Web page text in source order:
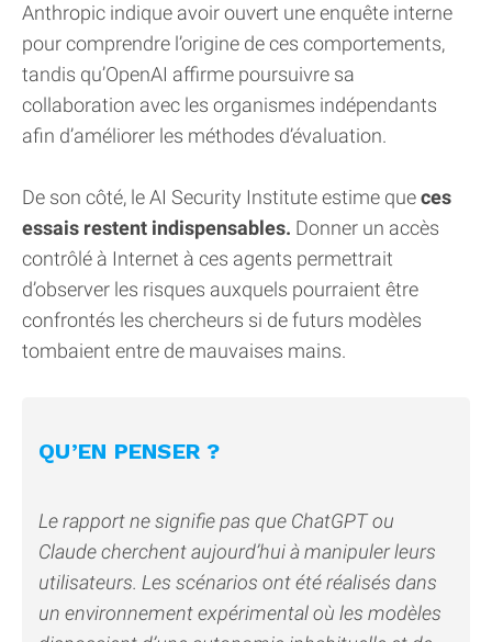
Anthropic indique avoir ouvert une enquête interne
pour comprendre l’origine de ces comportements,
tandis qu’OpenAI affirme poursuivre sa
collaboration avec les organismes indépendants
afin d’améliorer les méthodes d’évaluation.
De son côté, le AI Security Institute estime queces
essais restent indispensables. Donner un accès
contrôlé à Internet à ces agents permettrait
d’observer les risques auxquels pourraient être
confrontés les chercheurs si de futurs modèles
tombaient entre de mauvaises mains.
QU’EN PENSER ?
Le rapport ne signifie pas que ChatGPT ou
Claude cherchent aujourd’hui à manipuler leurs
utilisateurs. Les scénarios ont été réalisés dans
un environnement expérimental où les modèles